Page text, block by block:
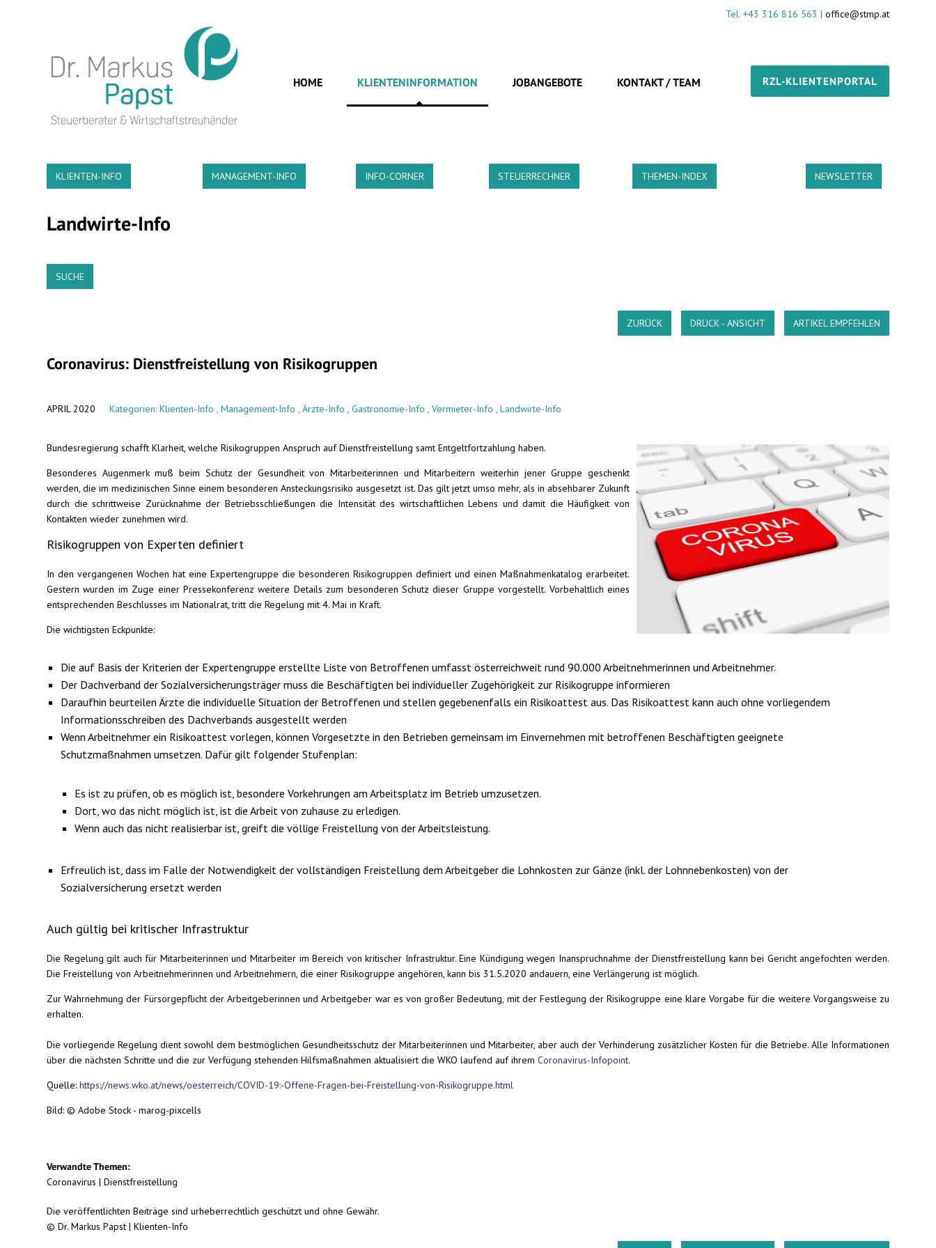
Tel. +43 316 816 563 | office@stmp.at
HOME KLIENTENINFORMATION JOBANGEBOTE KONTAKT / TEAM RZL-KLIENTENPORTAL
KLIENTEN-INFO MANAGEMENT-INFO INFO-CORNER STEUERRECHNER THEMEN-INDEX NEWSLETTER
Landwirte-Info
SUCHE
ZURÜCK DRUCK - ANSICHT ARTIKEL EMPFEHLEN
Coronavirus: Dienstfreistellung von Risikogruppen
APRIL 2020 Kategorien: Klienten-Info , Management-Info , Ärzte-Info , Gastronomie-Info , Vermieter-Info , Landwirte-Info
Bundesregierung schafft Klarheit, welche Risikogruppen Anspruch auf Dienstfreistellung samt Entgeltfortzahlung haben.
Besonderes Augenmerk muß beim Schutz der Gesundheit von Mitarbeiterinnen und Mitarbeitern weiterhin jener Gruppe geschenkt
werden, die im medizinischen Sinne einem besonderen Ansteckungsrisiko ausgesetzt ist. Das gilt jetzt umso mehr, als in absehbarer Zukunft
durch die schrittweise Zurücknahme der Betriebsschließungen die Intensität des wirtschaftlichen Lebens und damit die Häufigkeit von
Kontakten wieder zunehmen wird.
Risikogruppen von Experten definiert
In den vergangenen Wochen hat eine Expertengruppe die besonderen Risikogruppen definiert und einen Maßnahmenkatalog erarbeitet.
Gestern wurden im Zuge einer Pressekonferenz weitere Details zum besonderen Schutz dieser Gruppe vorgestellt. Vorbehaltlich eines
entsprechenden Beschlusses im Nationalrat, tritt die Regelung mit 4. Mai in Kraft.
Die wichtigsten Eckpunkte:
Die auf Basis der Kriterien der Expertengruppe erstellte Liste von Betroffenen umfasst österreichweit rund 90.000 Arbeitnehmerinnen und Arbeitnehmer.
Der Dachverband der Sozialversicherungsträger muss die Beschäftigten bei individueller Zugehörigkeit zur Risikogruppe informieren
Daraufhin beurteilen Ärzte die individuelle Situation der Betroffenen und stellen gegebenenfalls ein Risikoattest aus. Das Risikoattest kann auch ohne vorliegendem
Informationsschreiben des Dachverbands ausgestellt werden
Wenn Arbeitnehmer ein Risikoattest vorlegen, können Vorgesetzte in den Betrieben gemeinsam im Einvernehmen mit betroffenen Beschäftigten geeignete
Schutzmaßnahmen umsetzen. Dafür gilt folgender Stufenplan:
Es ist zu prüfen, ob es möglich ist, besondere Vorkehrungen am Arbeitsplatz im Betrieb umzusetzen.
Dort, wo das nicht möglich ist, ist die Arbeit von zuhause zu erledigen.
Wenn auch das nicht realisierbar ist, greift die völlige Freistellung von der Arbeitsleistung.
Erfreulich ist, dass im Falle der Notwendigkeit der vollständigen Freistellung dem Arbeitgeber die Lohnkosten zur Gänze (inkl. der Lohnnebenkosten) von der
Sozialversicherung ersetzt werden
Auch gültig bei kritischer Infrastruktur
Die Regelung gilt auch für Mitarbeiterinnen und Mitarbeiter im Bereich von kritischer Infrastruktur. Eine Kündigung wegen Inanspruchnahme der Dienstfreistellung kann bei Gericht angefochten werden.
Die Freistellung von Arbeitnehmerinnen und Arbeitnehmern, die einer Risikogruppe angehören, kann bis 31.5.2020 andauern, eine Verlängerung ist möglich.
Zur Wahrnehmung der Fürsorgepflicht der Arbeitgeberinnen und Arbeitgeber war es von großer Bedeutung, mit der Festlegung der Risikogruppe eine klare Vorgabe für die weitere Vorgangsweise zu
erhalten.
Die vorliegende Regelung dient sowohl dem bestmöglichen Gesundheitsschutz der Mitarbeiterinnen und Mitarbeiter, aber auch der Verhinderung zusätzlicher Kosten für die Betriebe. Alle Informationen
über die nächsten Schritte und die zur Verfügung stehenden Hilfsmaßnahmen aktualisiert die WKO laufend auf ihrem Coronavirus-Infopoint.
Quelle: https://news.wko.at/news/oesterreich/COVID-19:-Offene-Fragen-bei-Freistellung-von-Risikogruppe.html
Bild: © Adobe Stock - marog-pixcells
Verwandte Themen:
Coronavirus | Dienstfreistellung
Die veröffentlichten Beiträge sind urheberrechtlich geschützt und ohne Gewähr.
© Dr. Markus Papst | Klienten-Info